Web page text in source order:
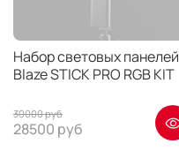
Набор световых панелей
Blaze STICK PRO RGB KIT
30000 руб
28500 руб